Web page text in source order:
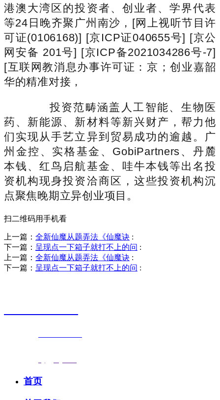
港澳大湾区的投资者、创业者、学界代表
等24日晚齐聚广州南沙，[网上视听节目许
可证(0106168)] [京ICP证040655号] [京公
网安备 201号] [京ICP备2021034286号-7]
[互联网教消息办事许可证：京；创业嘉韶
华的精准对接，
投资范畴涵盖人工智能、生物医
药、新能源、新材料等新兴财产，帮力他
们实现从手艺立异到贸易成功的逾越。广
州金控、实格基金、GobiPartners、丹麓
本钱、红鸟启航基金、哇牛本钱等出名投
资机构现身投资洽商区，这些投资机构沉
点聚焦晚期立异创业项目。
扫二维码用手机看
上一篇： 全新仙魔从题弄法《仙魔诀 :
下一篇： 呈现点一下箱子就打不上的问 :
上一篇： 全新仙魔从题弄法《仙魔诀 :
下一篇： 呈现点一下箱子就打不上的问 :
首页